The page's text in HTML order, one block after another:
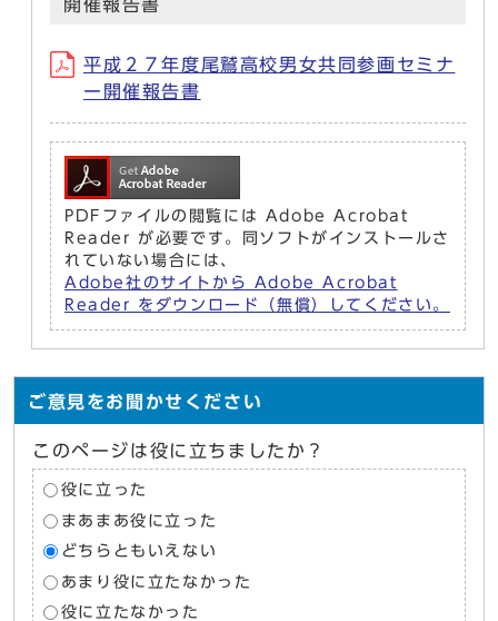
開催報告書
平成２７年度尾鷲高校男女共同参画セミナ
ー開催報告書
PDFファイルの閲覧には Adobe Acrobat
Reader が必要です。同ソフトがインストールさ
れていない場合には、
Adobe社のサイトから Adobe Acrobat
Reader をダウンロード（無償）してください。
ご意見をお聞かせください
このページは役に立ちましたか？
役に立った
まあまあ役に立った
どちらともいえない
あまり役に立たなかった
役に立たなかった